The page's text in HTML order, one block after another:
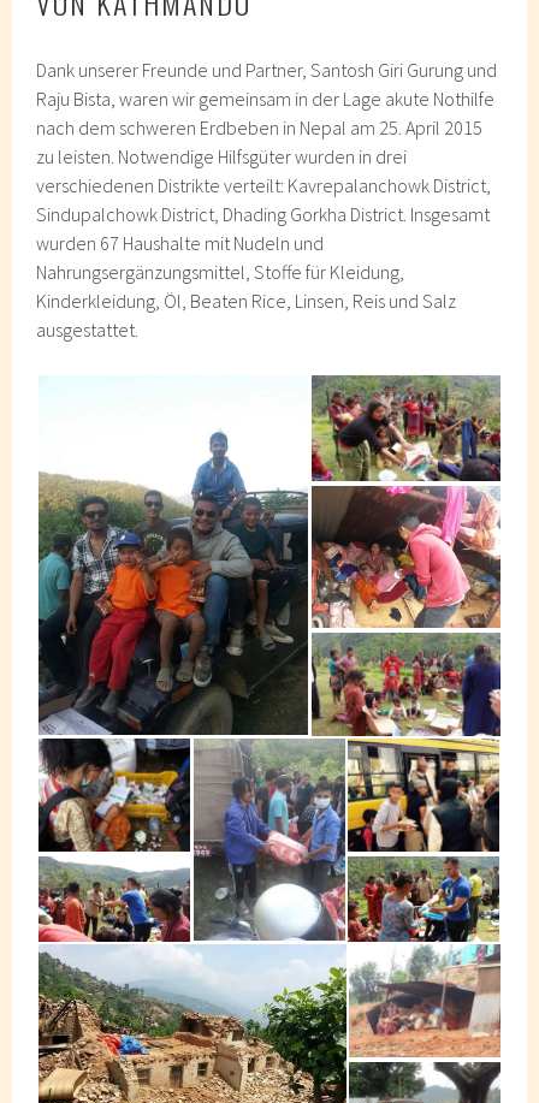
Dank unserer Freunde und Partner, Santosh Giri Gurung und
Raju Bista, waren wir gemeinsam in der Lage akute Nothilfe
nach dem schweren Erdbeben in Nepal am 25. April 2015
zu leisten. Notwendige Hilfsgüter wurden in drei
verschiedenen Distrikte verteilt: Kavrepalanchowk District,
Sindupalchowk District, Dhading Gorkha District. Insgesamt
wurden 67 Haushalte mit Nudeln und
Nahrungsergänzungsmittel, Stoffe für Kleidung,
Kinderkleidung, Öl, Beaten Rice, Linsen, Reis und Salz
ausgestattet.